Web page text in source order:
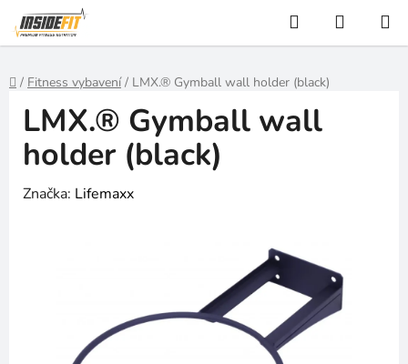
Přejít
na
obsah
Hledat
KOŠÍK
Domů
/ Fitness vybavení / LMX.® Gymball wall holder (black)
LMX.® Gymball wall
holder (black)
Značka: Lifemaxx